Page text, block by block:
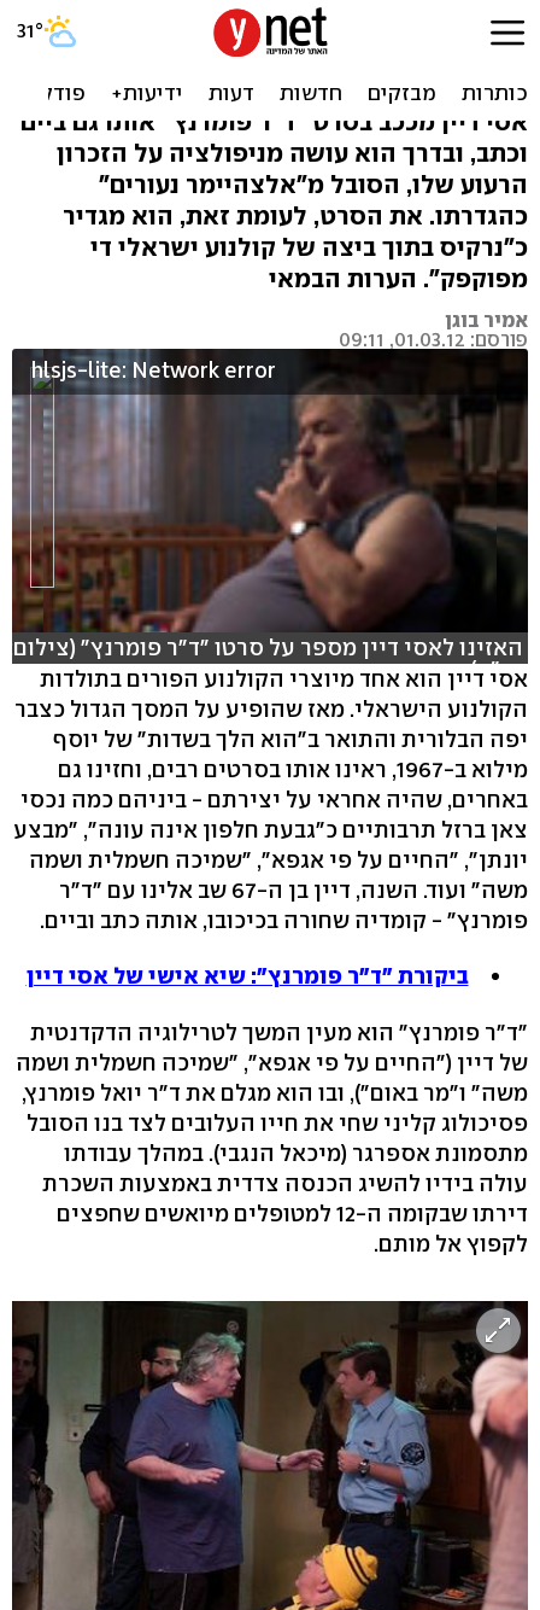
ד"ר פומרנץ ומיסטר דיין.
הערות הבמאי
אסי דיין מככב בסרט "ד"ר פומרנץ" אותו גם ביים
וכתב, ובדרך הוא עושה מניפולציה על הזכרון
הרעוע שלו, הסובל מ"אלצהיימר נעורים"
כהגדרתו. את הסרט, לעומת זאת, הוא מגדיר
כ"נרקיס בתוך ביצה של קולנוע ישראלי די
מפוקפק". הערות הבמאי
אמיר בוגן
פורסם: 01.03.12, 09:11
hlsjs-lite: Network error
האזינו לאסי דיין מספר על סרטו "ד"ר פומרנץ" (צילום:
יח"צ)
אסי דיין הוא אחד מיוצרי הקולנוע הפורים בתולדות
הקולנוע הישראלי. מאז שהופיע על המסך הגדול כצבר
יפה הבלורית והתואר ב"הוא הלך בשדות" של יוסף
מילוא ב-1967, ראינו אותו בסרטים רבים, וחזינו גם
באחרים, שהיה אחראי על יצירתם - ביניהם כמה נכסי
צאן ברזל תרבותיים כ"גבעת חלפון אינה עונה", "מבצע
יונתן", "החיים על פי אגפא", "שמיכה חשמלית ושמה
משה" ועוד. השנה, דיין בן ה-67 שב אלינו עם "ד"ר
פומרנץ" - קומדיה שחורה בכיכובו, אותה כתב וביים.
ביקורת "ד"ר פומרנץ": שיא אישי של אסי דיין
"ד"ר פומרנץ" הוא מעין המשך לטרילוגיה הדקדנטית
של דיין ("החיים על פי אגפא", "שמיכה חשמלית ושמה
משה" ו"מר באום"), ובו הוא מגלם את ד"ר יואל פומרנץ,
פסיכולוג קליני שחי את חייו העלובים לצד בנו הסובל
מתסמונת אספרגר (מיכאל הנגבי). במהלך עבודתו
עולה בידיו להשיג הכנסה צדדית באמצעות השכרת
דירתו שבקומה ה-12 למטופלים מיואשים שחפצים
לקפוץ אל מותם.